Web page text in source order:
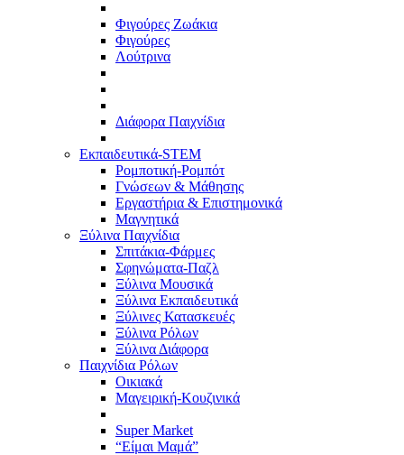
Φιγούρες Zωάκια
Φιγούρες
Λούτρινα
Διάφορα Παιχνίδια
Εκπαιδευτικά-STEM
Ρομποτική-Ρομπότ
Γνώσεων & Μάθησης
Εργαστήρια & Επιστημονικά
Μαγνητικά
Ξύλινα Παιχνίδια
Σπιτάκια-Φάρμες
Σφηνώματα-Παζλ
Ξύλινα Μουσικά
Ξύλινα Εκπαιδευτικά
Ξύλινες Κατασκευές
Ξύλινα Ρόλων
Ξύλινα Διάφορα
Παιχνίδια Ρόλων
Οικιακά
Μαγειρική-Κουζινικά
Super Market
“Είμαι Μαμά”